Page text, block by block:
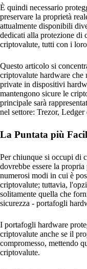
È quindi necessario
preservare la proprietà
attualmente disponibili
dedicati alla protezione di
criptovalute, tutti con i
Questo articolo si
criptovalute hardware che
private in dispositivi
mantengono sicure le
principale sarà
nel settore: Trezor,
La Puntata più
Per chiunque si occupi di
dovrebbe essere la
numerosi modi in cui è
criptovalute; tuttavia,
solitamente quella che
sicurezza - portafogli
I portafogli hardware
criptovalute anche se il
compromesso, mettendo
criptovalute.